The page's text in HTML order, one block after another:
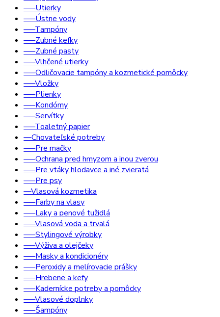
–––Utierky
–––Ústne vody
–––Tampóny
–––Zubné kefky
–––Zubné pasty
–––Vlhčené utierky
–––Odličovacie tampóny a kozmetické pomôcky
–––Vložky
–––Plienky
–––Kondómy
–––Servítky
–––Toaletný papier
––Chovateľské potreby
–––Pre mačky
–––Ochrana pred hmyzom a inou zverou
–––Pre vtáky hlodavce a iné zvieratá
–––Pre psy
––Vlasová kozmetika
–––Farby na vlasy
–––Laky a penové tužidlá
–––Vlasová voda a trvalá
–––Stylingové výrobky
–––Výživa a olejčeky
–––Masky a kondicionéry
–––Peroxidy a melírovacie prášky
–––Hrebene a kefy
–––Kadernícke potreby a pomôcky
–––Vlasové doplnky
–––Šampóny